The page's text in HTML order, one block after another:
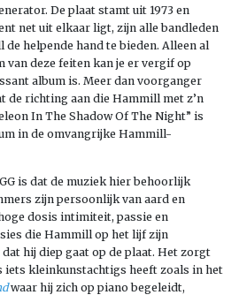
De plaat stamt uit 1973 en
net uit elkaar ligt, zijn alle bandleden
helpende hand te bieden. Alleen al
van deze feiten kan je er vergif op
album is. Meer dan voorganger
de richting aan die Hammill met z’n
In The Shadow Of The Night” is
in de omvangrijke Hammill-
is dat de muziek hier behoorlijk
zijn persoonlijk van aard en
dosis intimiteit, passie en
die Hammill op het lijf zijn
hij diep gaat op de plaat. Het zorgt
iets kleinkunstachtigs heeft zoals in het
waar hij zich op piano begeleidt,